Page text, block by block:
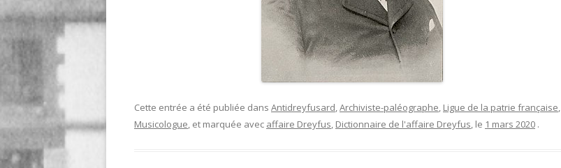
Cette entrée a été publiée dans Antidreyfusard,Archiviste-paléographe, Ligue de la patrie française,
Musicologue, et marquée avec affaire Dreyfus, Dictionnaire de l'affaire Dreyfus, le 1 mars 2020 .